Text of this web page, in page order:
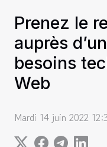
Prenez le
auprès
besoins
Web
Mardi 14 juin 2022